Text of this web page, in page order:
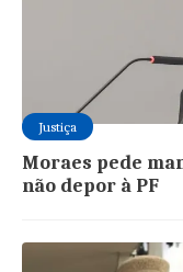
Justiça
Moraes pede
não depor à PF